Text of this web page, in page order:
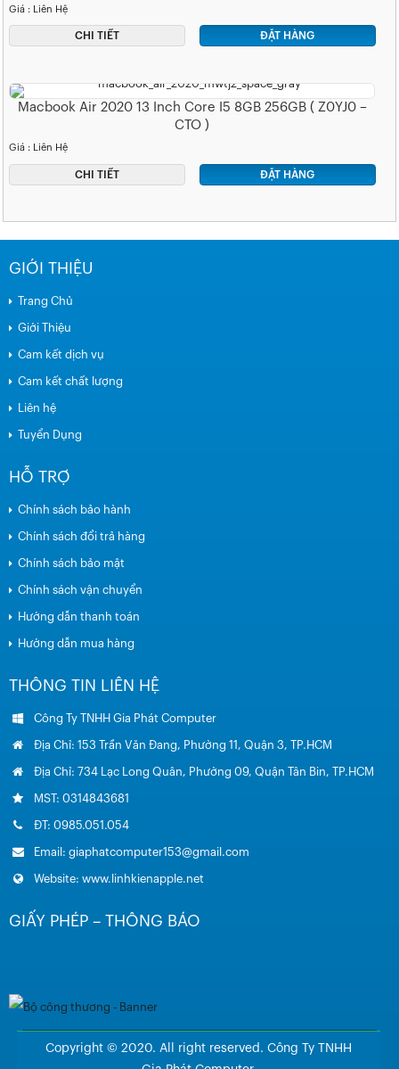
Giá : Liên Hệ
CHI TIẾT ĐẶT HÀNG
Macbook Air 2020 13 Inch Core I5 8GB 256GB ( Z0YJ0 –
CTO )
Giá : Liên Hệ
CHI TIẾT ĐẶT HÀNG
GIỚI THIỆU
Trang Chủ
Giới Thiệu
Cam kết dịch vụ
Cam kết chất lượng
Liên hệ
Tuyển Dụng
HỖ TRỢ
Chính sách bảo hành
Chính sách đổi trả hàng
Chính sách bảo mật
Chính sách vận chuyển
Hướng dẫn thanh toán
Hướng dẫn mua hàng
THÔNG TIN LIÊN HỆ
Công Ty TNHH Gia Phát Computer
Địa Chỉ: 153 Trần Văn Đang, Phường 11, Quận 3, TP.HCM
Địa Chỉ: 734 Lạc Long Quân, Phường 09, Quận Tân Bin, TP.HCM
MST: 0314843681
ĐT: 0985.051.054
Email: giaphatcomputer153@gmail.com
Website: www.linhkienapple.net
GIẤY PHÉP – THÔNG BÁO
Copyright © 2020. All right reserved. Công Ty TNHH